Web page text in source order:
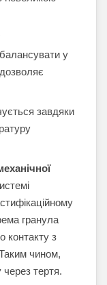
у
завдяки
гранула
контакту з
чином,
через тертя.